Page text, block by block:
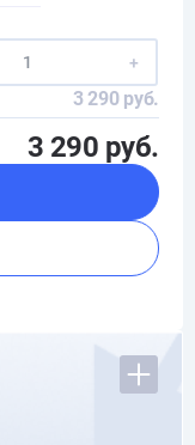
+
3 290 руб.
3 290 руб.